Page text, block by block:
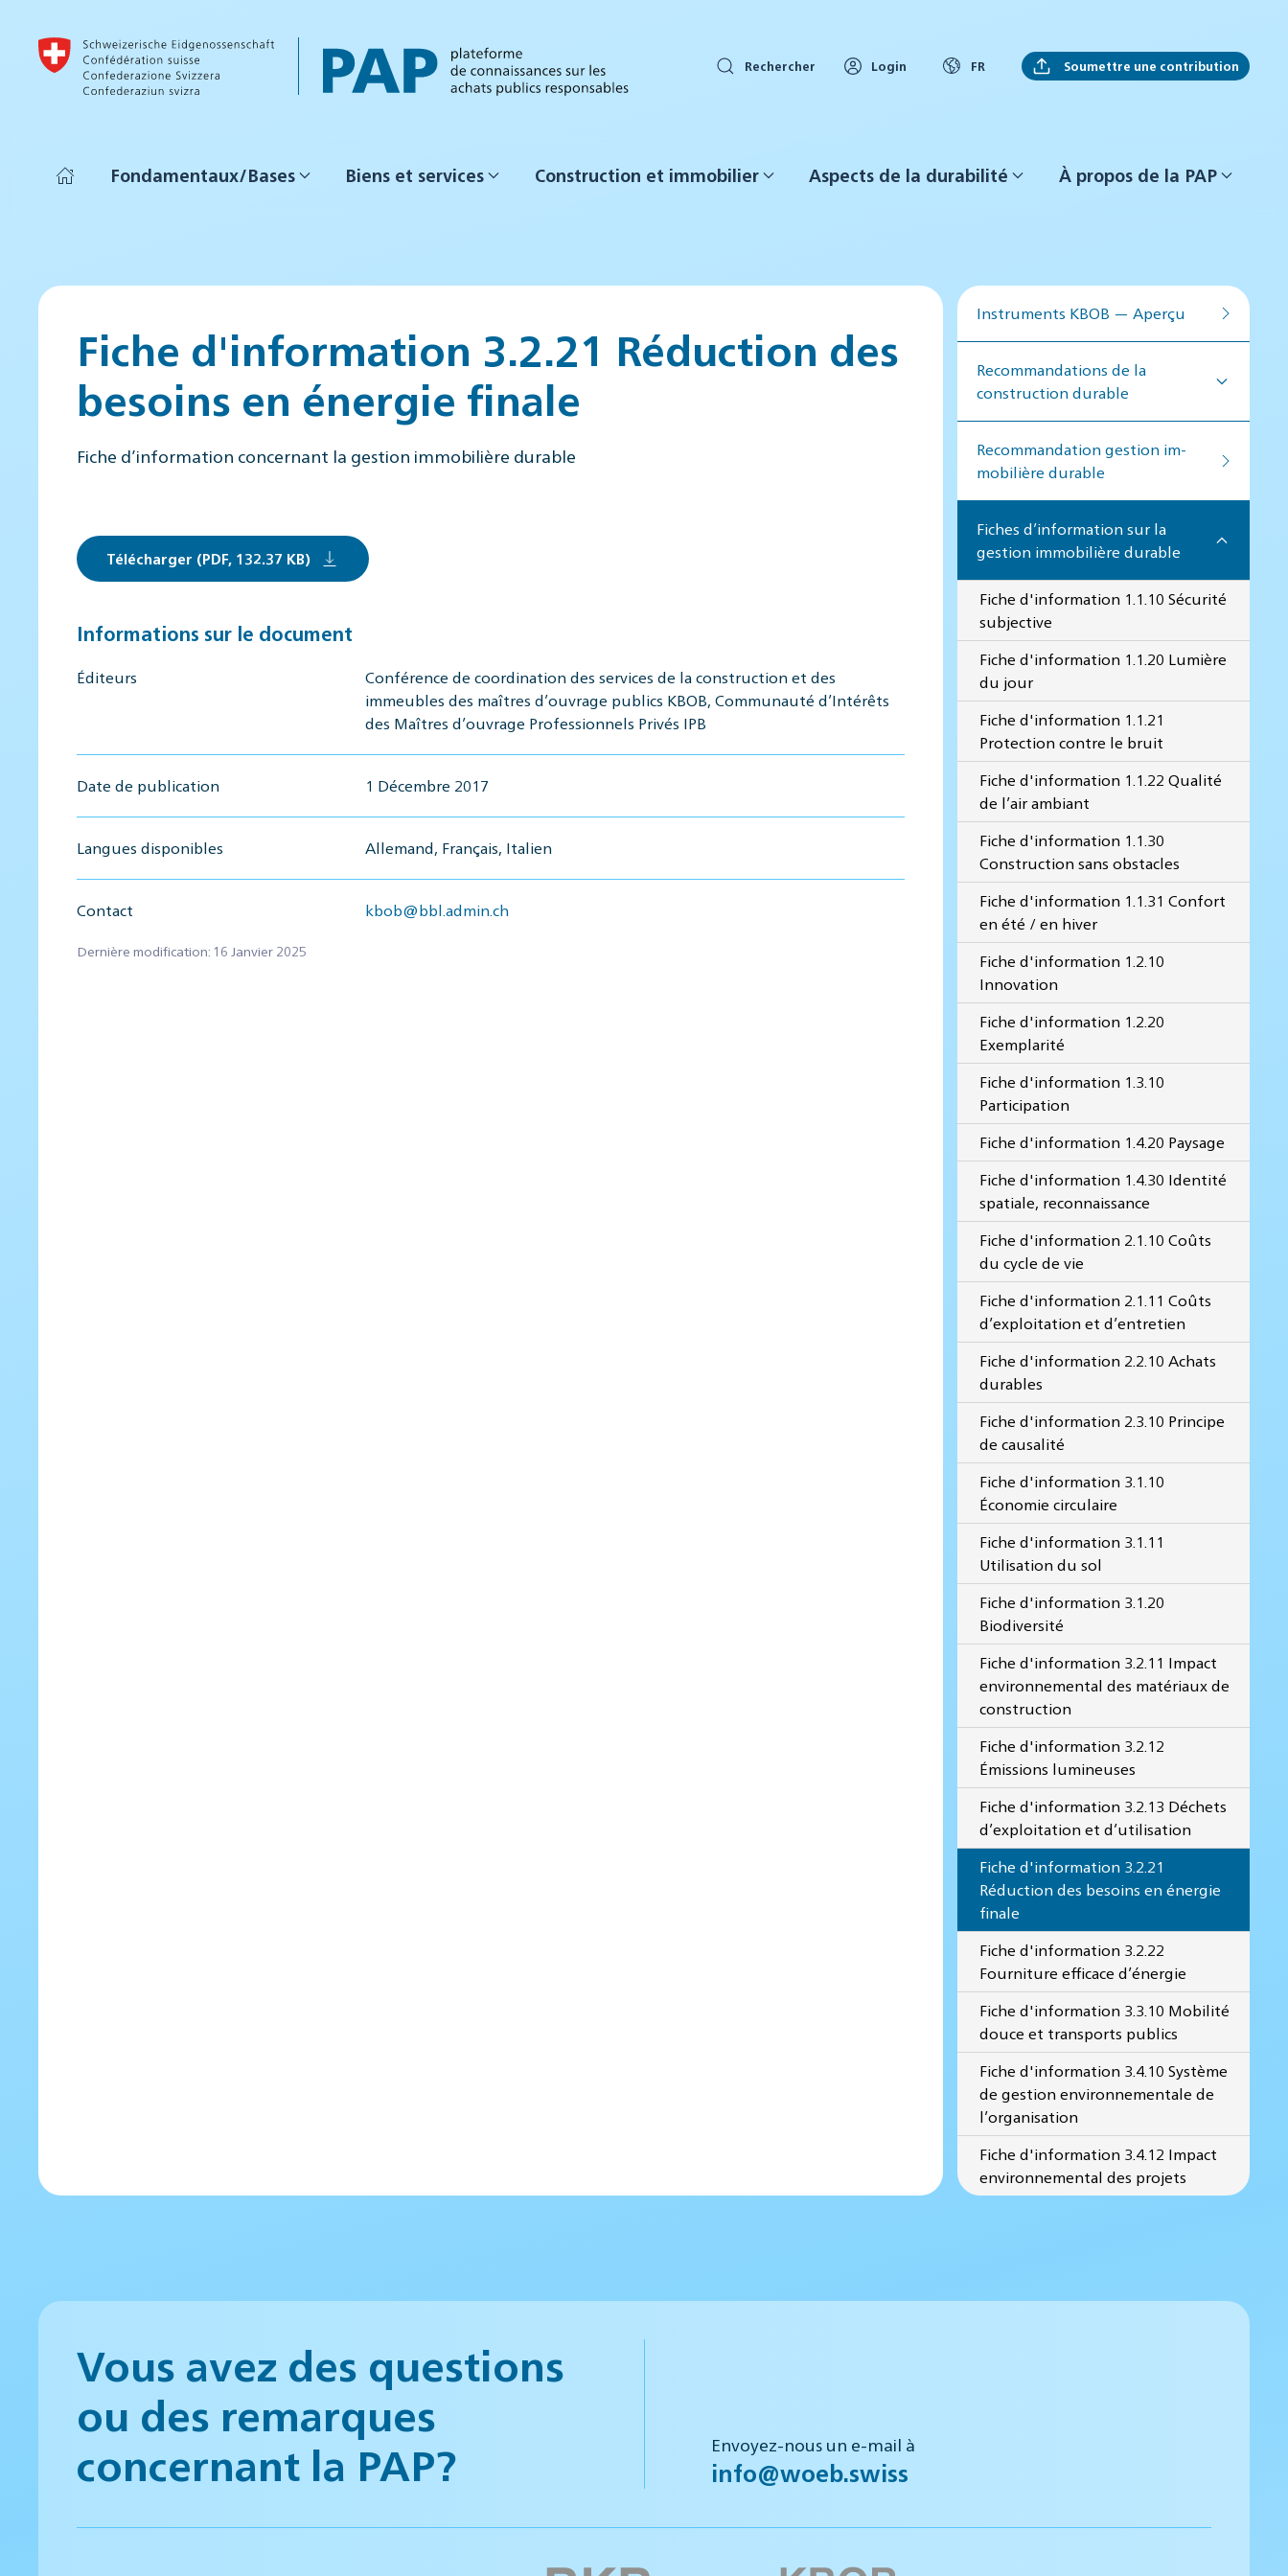
Accéder au contenu principal
Rechercher Login FR Soumettre une contribution
Fondamentaux/Bases Biens et services Construction et immobilier Aspects de la durabilité À propos de la PAP
Fiche d'information 3.2.21 Réduction des
besoins en énergie finale
Fiche d’information concernant la gestion immobilière durable
Télécharger (PDF, 132.37 KB)
Informations sur le document
Éditeurs
Conférence de coordination des services de la construction et des
immeubles des maîtres d’ouvrage publics KBOB, Communauté d’Intérêts
des Maîtres d’ouvrage Professionnels Privés IPB
Date de publication 1 Décembre 2017
Langues disponibles Allemand, Français, Italien
Contact kbob@bbl.admin.ch
Dernière modification: 16 Janvier 2025
Instruments KBOB — Aperçu
Recommandations de la
construction durable
Recommandation ges­tion im­
mo­bi­lière du­rable
Fiches d’information sur la
gestion immobilière durable
Fiche d'information 1.1.10 Sécurité
subjective
Fiche d'information 1.1.20 Lumière
du jour
Fiche d'information 1.1.21
Protection contre le bruit
Fiche d'information 1.1.22 Qualité
de l’air ambiant
Fiche d'information 1.1.30
Construction sans obstacles
Fiche d'information 1.1.31 Confort
en été / en hiver
Fiche d'information 1.2.10
Innovation
Fiche d'information 1.2.20
Exemplarité
Fiche d'information 1.3.10
Participation
Fiche d'information 1.4.20 Paysage
Fiche d'information 1.4.30 Identité
spatiale, reconnaissance
Fiche d'information 2.1.10 Coûts
du cycle de vie
Fiche d'information 2.1.11 Coûts
d’exploitation et d’entretien
Fiche d'information 2.2.10 Achats
durables
Fiche d'information 2.3.10 Principe
de causalité
Fiche d'information 3.1.10
Économie circulaire
Fiche d'information 3.1.11
Utilisation du sol
Fiche d'information 3.1.20
Biodiversité
Fiche d'information 3.2.11 Impact
environnemental des matériaux de
construction
Fiche d'information 3.2.12
Émissions lumineuses
Fiche d'information 3.2.13 Déchets
d’exploitation et d’utilisation
Fiche d'information 3.2.21
Réduction des besoins en énergie
finale
Fiche d'information 3.2.22
Fourniture efficace d’énergie
Fiche d'information 3.3.10 Mobilité
douce et transports publics
Fiche d'information 3.4.10 Système
de gestion environnementale de
l’organisation
Fiche d'information 3.4.12 Impact
environnemental des projets
Vous avez des questions
ou des remarques
concernant la PAP?
Envoyez-nous un e-mail à
info@woeb.swiss